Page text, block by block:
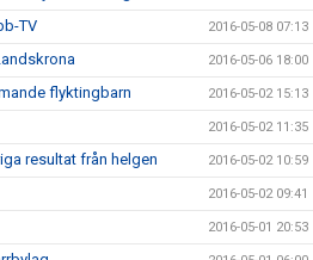
TV 2016-05-08 07:13
2016-05-06 18:00
flyktingbarn 2016-05-02 15:13
2016-05-02 11:35
resultat från helgen 2016-05-02 10:59
2016-05-02 09:41
2016-05-01 20:53